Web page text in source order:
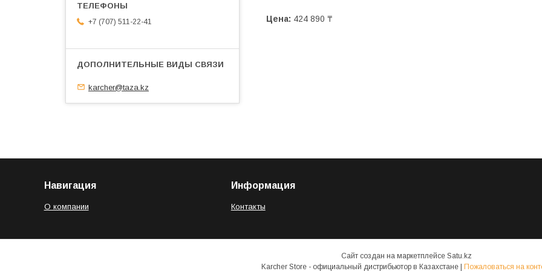
Цена: 424 890 ₸
+7 (707) 511-22-41
karcher@taza.kz
Навигация
О компании
Информация
Контакты
Сайт создан на маркетплейсе Satu.kz
Пожаловаться на